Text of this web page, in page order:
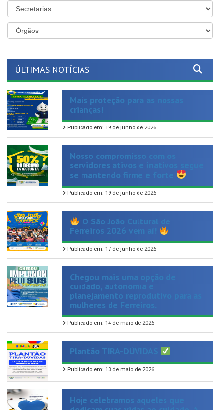
Mais proteção para as nossas
crianças!
Publicado em: 19 de junho de 2026
Nosso compromisso com os
servidores ativos e inativos segue
se mantendo firme e forte
Publicado em: 19 de junho de 2026
O São João Cultural de
Ferreiros 2026 vem aí!
Publicado em: 17 de junho de 2026
Chegou mais uma opção de
cuidado, autonomia e
planejamento reprodutivo para as
mulheres de Ferreiros.
Publicado em: 14 de maio de 2026
Plantão TIRA-DÚVIDAS
Publicado em: 13 de maio de 2026
Hoje celebramos aqueles que
dedicam suas vidas ao cuidado, à
atenção e ao amor ao próximo.